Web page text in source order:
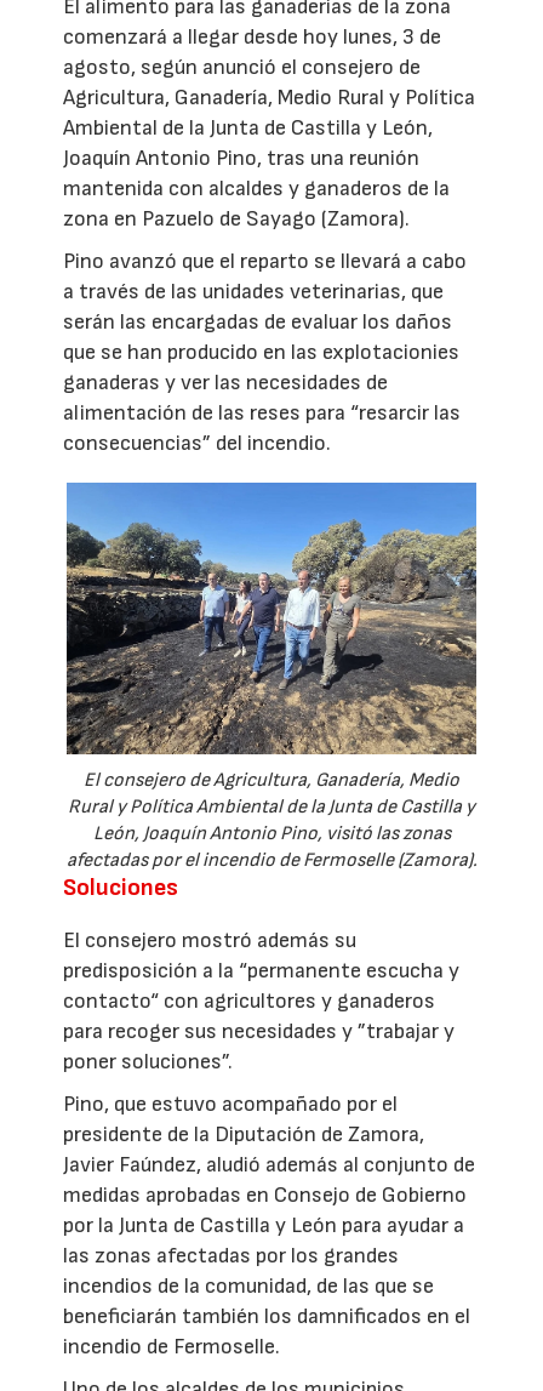
El alimento para las ganaderías de la zona
comenzará a llegar desde hoy lunes, 3 de
agosto, según anunció el consejero de
Agricultura, Ganadería, Medio Rural y Política
Ambiental de la Junta de Castilla y León,
Joaquín Antonio Pino, tras una reunión
mantenida con alcaldes y ganaderos de la
zona en Pazuelo de Sayago (Zamora).
Pino avanzó que el reparto se llevará a cabo
a través de las unidades veterinarias, que
serán las encargadas de evaluar los daños
que se han producido en las explotacionies
ganaderas y ver las necesidades de
alimentación de las reses para “resarcir las
consecuencias” del incendio.
El consejero de Agricultura, Ganadería, Medio
Rural y Política Ambiental de la Junta de Castilla y
León, Joaquín Antonio Pino, visitó las zonas
afectadas por el incendio de Fermoselle (Zamora).
Soluciones
El consejero mostró además su
predisposición a la “permanente escucha y
contacto“ con agricultores y ganaderos
para recoger sus necesidades y ”trabajar y
poner soluciones”.
Pino, que estuvo acompañado por el
presidente de la Diputación de Zamora,
Javier Faúndez, aludió además al conjunto de
medidas aprobadas en Consejo de Gobierno
por la Junta de Castilla y León para ayudar a
las zonas afectadas por los grandes
incendios de la comunidad, de las que se
beneficiarán también los damnificados en el
incendio de Fermoselle.